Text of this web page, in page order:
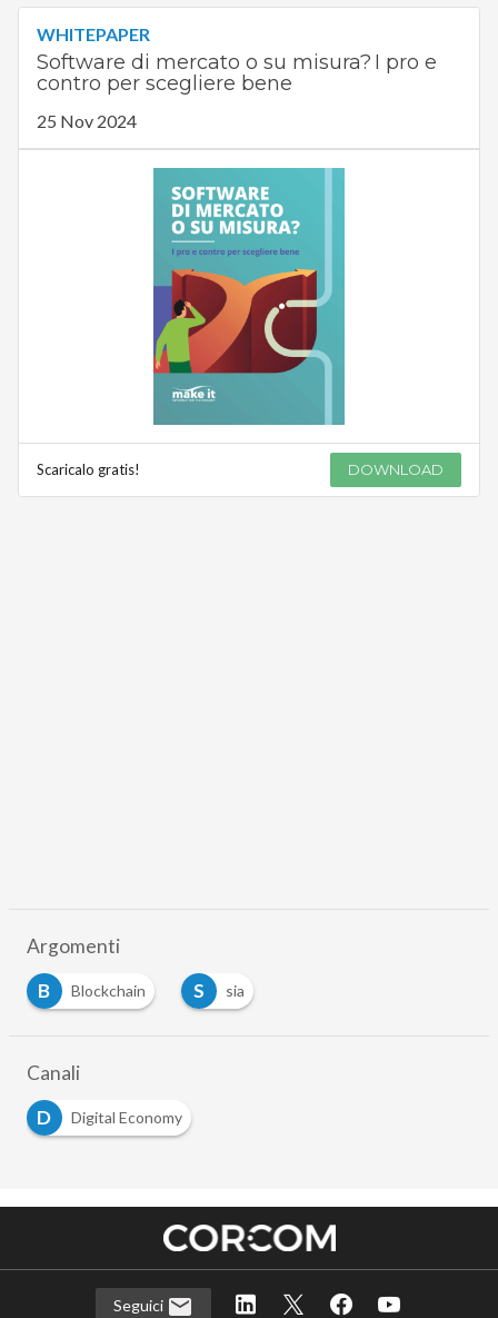
WHITEPAPER
Software di mercato o su misura? I pro e
contro per scegliere bene
25 Nov 2024
Scaricalo gratis! DOWNLOAD
Argomenti
B
Blockchain S
sia
Canali
D
Digital Economy
Seguici